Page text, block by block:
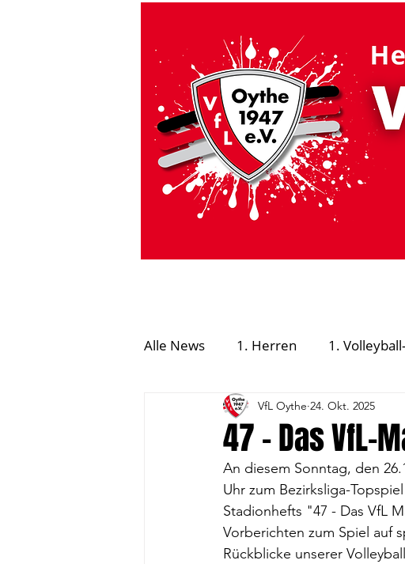
Alle News 1. Herren 1.
3. Volleyball-Frauen 4. Herren
1. A-Jugend 1. B- Jugend 1.
Gesundheitssport Vorstand
47 - Das VfL-
VfL Oythe 24. Okt. 2025
An diesem Sonntag, den
Uhr zum Bezirksliga-
Stadionhefts "47 - Das VfL
Vorberichten zum Spiel auf
Rückblicke unserer